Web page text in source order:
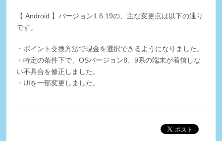
【 Android 】バージョン1.6.19の、主な変更点は以下の通り
です。
・ポイント交換方法で現金を選択できるようになりました。
・特定の条件下で、OSバージョン8、9系の端末が着信しな
い不具合を修正しました。
・UIを一部変更しました。